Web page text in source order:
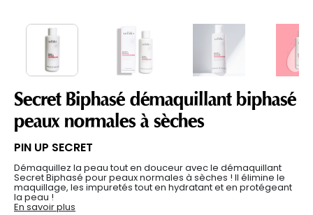
Secret Biphasé démaquillant biphasé
peaux normales à sèches
PIN UP SECRET
Démaquillez la peau tout en douceur avec le démaquillant
Secret Biphasé pour peaux normales à sèches ! Il élimine le
maquillage, les impuretés tout en hydratant et en protégeant
la peau !
En savoir plus